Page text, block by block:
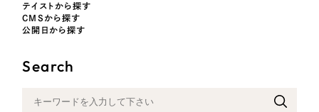
ピンク・桃色
テイストから探す
CMSから探す
公開日から探す
Search